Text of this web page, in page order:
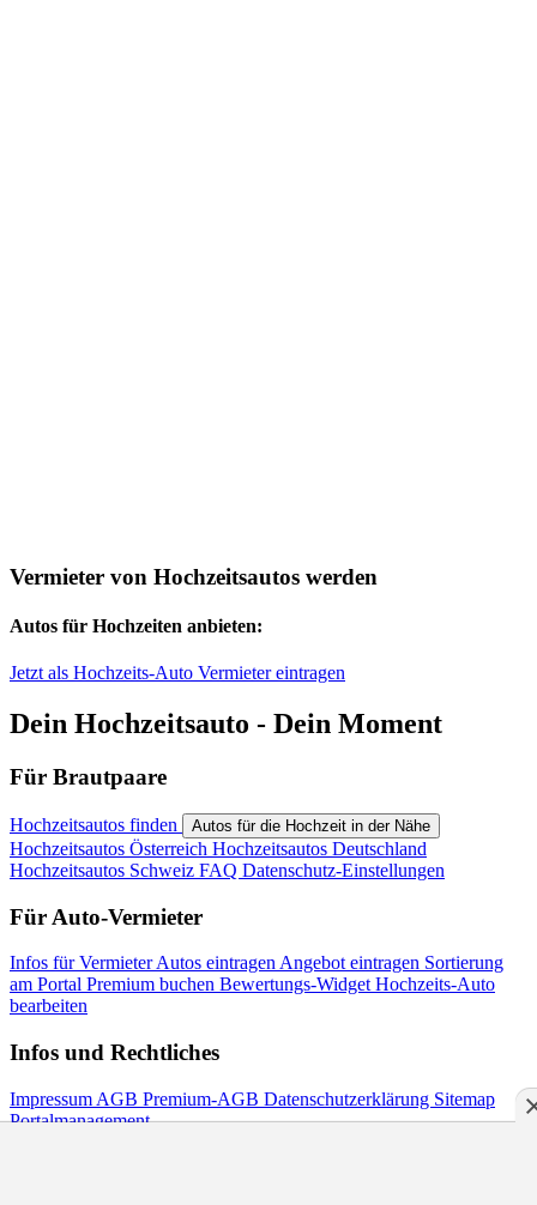
Vermieter von Hochzeitsautos werden
Autos für Hochzeiten anbieten:
Jetzt als Hochzeits-Auto Vermieter eintragen
Dein Hochzeitsauto - Dein Moment
Für Brautpaare
Hochzeitsautos finden Autos für die Hochzeit in der Nähe
Hochzeitsautos Österreich Hochzeitsautos Deutschland
Hochzeitsautos Schweiz FAQ Datenschutz-Einstellungen
Für Auto-Vermieter
Infos für VermieterAutos eintragen Angebot eintragen Sortierung
am Portal Premium buchen Bewertungs-Widget Hochzeits-Auto
bearbeiten
Infos und Rechtliches
Impressum AGB Premium-AGB Datenschutzerklärung Sitemap
Portalmanagement